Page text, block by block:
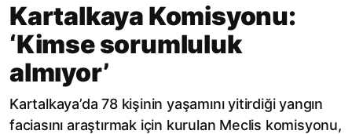
Kartalkaya Komisyonu:
‘Kimse sorumluluk
almıyor’
Kartalkaya’da 78 kişinin yaşamını yitirdiği yangın
faciasını araştırmak için kurulan Meclis komisyonu,